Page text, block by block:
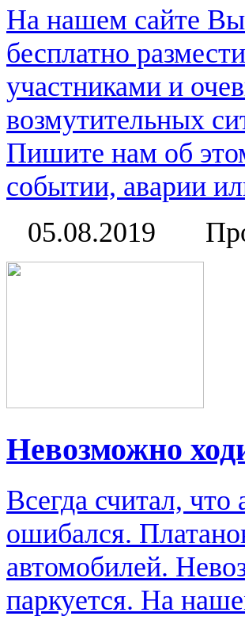
На нашем сайте Вы
бесплатно
участниками и
возмутительных
Пишите нам об
событии, аварии
05.08.2019
Невозможно
Всегда считал,
ошибался.
автомобилей.
паркуется. На